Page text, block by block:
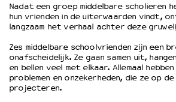
EDUCATIE
Schoolvoorstellingen
Filmprogramma’s Primair Onderwijs
Filmprogramma’s VO/MBO
Speciale educatieprogramma’s
Nadat een groep middelbare scholieren
hun vrienden in de uiterwaarden vindt,
langzaam het verhaal achter deze
Zes middelbare schoolvrienden zijn een
onafscheidelijk. Ze gaan samen uit,
en bellen veel met elkaar. Allemaal hebben
problemen en onzekerheden, die ze op
projecteren.